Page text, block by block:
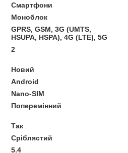
Смартфони
Моноблок
GPRS, GSM, 3G (UMTS,
HSUPA, HSPA), 4G (LTE), 5G
2
Новий
Android
Nano-SIM
Поперемінний
Так
Сріблястий
5.4